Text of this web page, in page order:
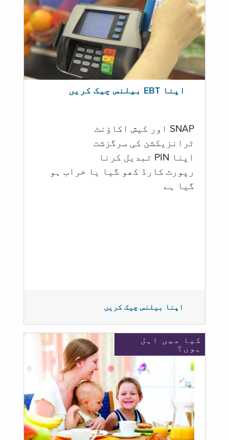
اپنا EBT بیلنس چیک کریں
SNAP اور کیش اکاؤنٹ
ٹرانزیکشن کی سرگزشت
اپنا PIN تبدیل کرنا
رپورٹ کارڈ کھو گیا یا خراب ہو
گيا ہے
اپنا بیلنس چیک کریں
کیا میں اہل
ہوں؟